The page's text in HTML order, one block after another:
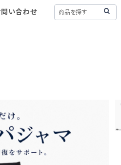
問い合わせ